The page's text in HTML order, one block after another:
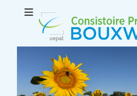
Le site internet du consistoire de